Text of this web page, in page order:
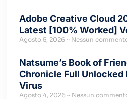
Adobe Creative Cloud
Latest [100% Worked]
Agosto 5, 2026 Nessun
Natsume’s Book of
Chronicle Full Unlocked
Virus
Agosto 4, 2026 Nessun